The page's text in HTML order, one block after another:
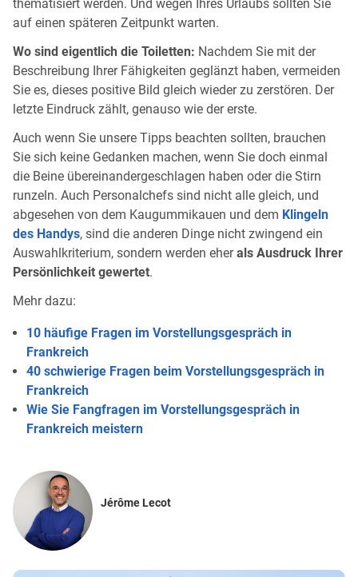
thematisiert werden. Und wegen Ihres Urlaubs sollten Sie
auf einen späteren Zeitpunkt warten.
Wo sind eigentlich die Toiletten: Nachdem Sie mit der
Beschreibung Ihrer Fähigkeiten geglänzt haben, vermeiden
Sie es, dieses positive Bild gleich wieder zu zerstören. Der
letzte Eindruck zählt, genauso wie der erste.
Auch wenn Sie unsere Tipps beachten sollten, brauchen
Sie sich keine Gedanken machen, wenn Sie doch einmal
die Beine übereinandergeschlagen haben oder die Stirn
runzeln. Auch Personalchefs sind nicht alle gleich, und
abgesehen von dem Kaugummikauen und dem Klingeln
des Handys, sind die anderen Dinge nicht zwingend ein
Auswahlkriterium, sondern werden eherals Ausdruck Ihrer
Persönlichkeit gewertet.
Mehr dazu:
10 häufige Fragen im Vorstellungsgespräch in
Frankreich
40 schwierige Fragen beim Vorstellungsgespräch in
Frankreich
Wie Sie Fangfragen im Vorstellungsgespräch in
Frankreich meistern
Jérôme Lecot